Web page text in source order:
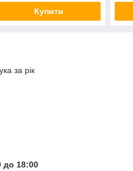
Купити
за рік
до 18:00